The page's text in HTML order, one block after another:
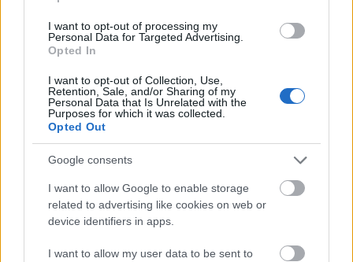
I want to opt-out of processing my
Personal Data for Targeted Advertising.
Opted In
I want to opt-out of Collection, Use,
Retention, Sale, and/or Sharing of my
Personal Data that Is Unrelated with the
Purposes for which it was collected.
Opted Out
Google consents
I want to allow Google to enable storage
related to advertising like cookies on web or
device identifiers in apps.
I want to allow my user data to be sent to
városban is számos beruházás készült el vagy közeledik a
befejezéshez. Új parkolóház létesül, megújul a városháza és a
A tengerfenék alatt négy óriáskábellel
kötik össze Spanyolország és
hálózatát
Még több zöld, még több virág és új
játszótér Debrecen egyik legfontosabb
terén